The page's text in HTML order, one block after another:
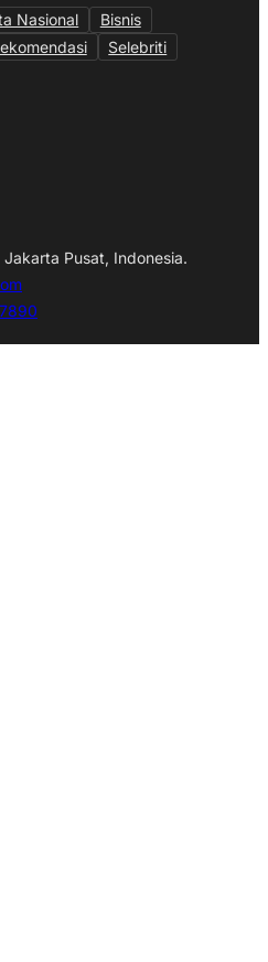
Nasional
Bisnis
Selebriti
Pusat, Indonesia.